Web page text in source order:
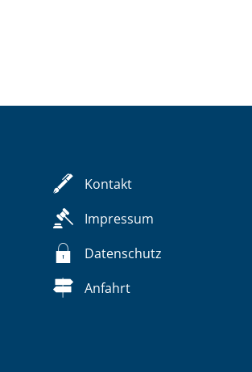
Kontakt
Impressum
Datenschutz
Anfahrt